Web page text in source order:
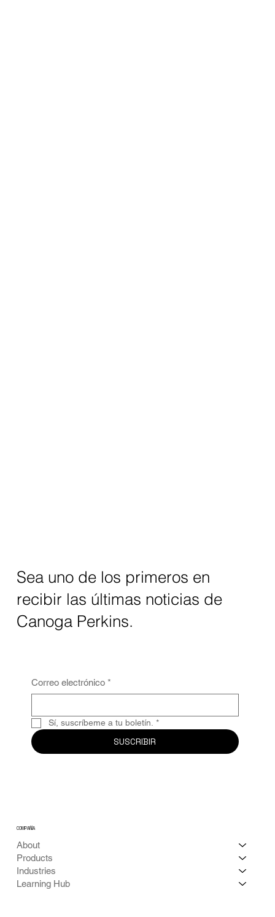
Sea uno de los primeros en
recibir las últimas noticias de
Canoga Perkins.
Correo electrónico *
Sí, suscríbeme a tu boletín. *
SUSCRIBIR
COMPAÑÍA
About
Products
Industries
Learning Hub